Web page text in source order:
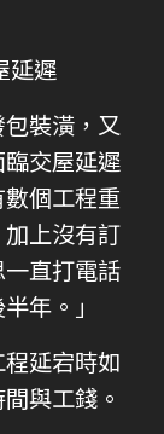
延遲
裝潢，又
交屋延遲
個工程重
上沒有訂
直打電話
年。」
延宕時如
與工錢。